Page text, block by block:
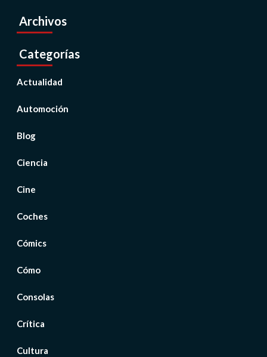
Archivos
Categorías
Actualidad
Automoción
Blog
Ciencia
Cine
Coches
Cómics
Cómo
Consolas
Crítica
Cultura